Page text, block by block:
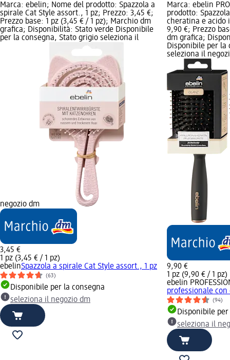
Marca: ebelin; Nome del prodotto: Spazzola a
spirale Cat Style assort., 1 pz; Prezzo: 3,45 €;
Prezzo base: 1 pz (3,45 € / 1 pz); Marchio dm
grafica; Disponibilità: Stato verde Disponibile
per la consegna, Stato grigio seleziona il
negozio dm
3,45 €
1 pz (3,45 € / 1 pz)
ebelinSpazzola a spirale Cat Style assort., 1 pz
(63)
Disponibile per la consegna
seleziona il negozio dm
Marca: ebelin
prodotto:
cheratina e acido
9,90 €; Prezzo
dm grafica;
Disponibile per la
seleziona il
9,90 €
1 pz (9,90 € / 1 pz)
ebelin
professionale
(94)
Disponibile
seleziona il